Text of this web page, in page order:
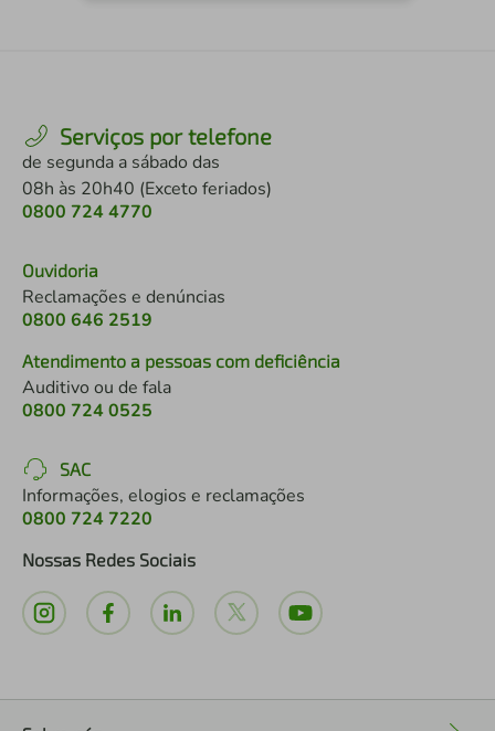
Serviços por telefone
de segunda a sábado das
08h às 20h40 (Exceto feriados)
0800 724 4770
Ouvidoria
Reclamações e denúncias
0800 646 2519
Atendimento a pessoas com deficiência
Auditivo ou de fala
0800 724 0525
SAC
Informações, elogios e reclamações
0800 724 7220
Nossas Redes Sociais